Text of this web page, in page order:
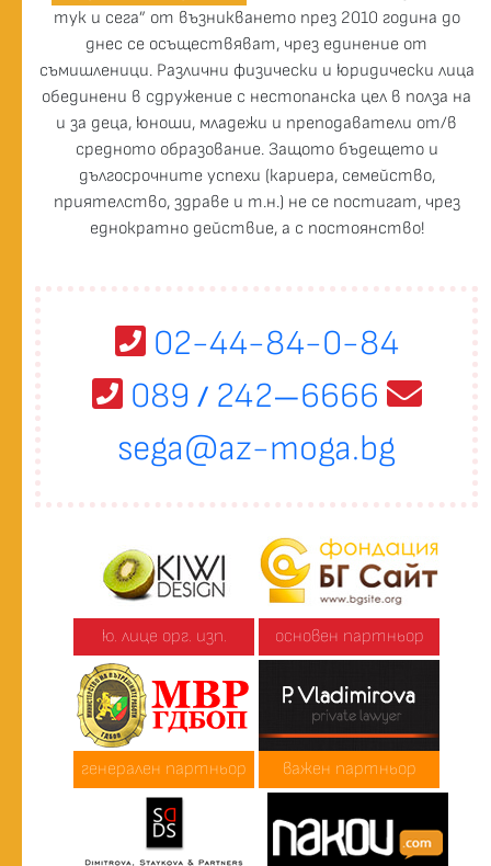
тук и сега” от възникването през 2010 година до
днес се осъществяват, чрез единение от
съмишленици. Различни физически и юридически лица
обединени в сдружение с нестопанска цел в полза на
и за деца, юноши, младежи и преподаватели от/в
средното образование. Защото бъдещето и
дългосрочните успехи (кариера, семейство,
приятелство, здраве и т.н.) не се постигат, чрез
еднократно действие, а с постоянство!
02-44-84-0-84
089 /242—6666
sega@az-moga.bg
ю. лице орг. изп. основен партньор
генерален партньор важен партньор